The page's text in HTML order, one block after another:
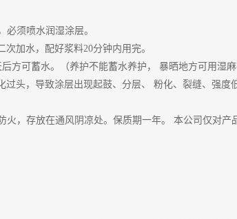
须喷水润湿涂层。
加水，配好浆料20分钟内用完。
方可蓄水。（养护不能蓄水养护， 暴晒地方可用湿麻
头，导致涂层出现起鼓、分层、 粉化、裂缝、强度
，存放在通风阴凉处。保质期一年。 本公司仅对产